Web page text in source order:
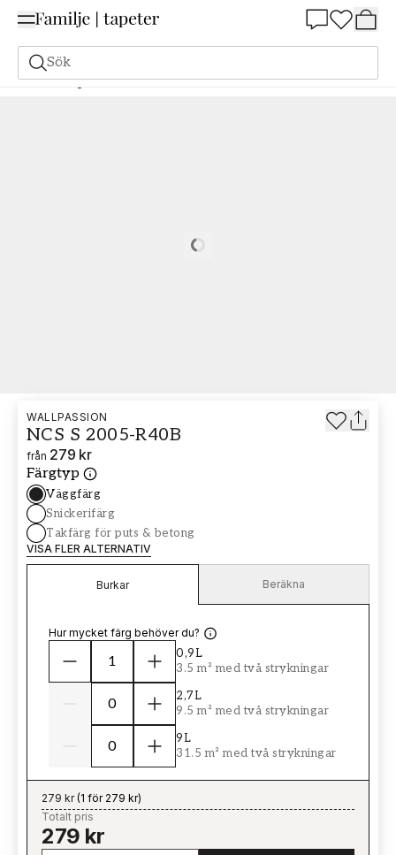
Sök
Målarfärg Beställ utifrån NCS Beställ utifrån NCS 2005-R40B
Loading…
WALLPASSION
NCS S 2005-R40B
från 279 kr
Färgtyp
Väggfärg
Snickerifärg
Takfärg för puts & betong
VISA FLER ALTERNATIV
Burkar Beräkna
Hur mycket färg behöver du?
0,9L
3.5 m² med två strykningar
2,7L
9.5 m² med två strykningar
9L
31.5 m² med två strykningar
279 kr(1 för 279 kr)
Totalt pris
279 kr